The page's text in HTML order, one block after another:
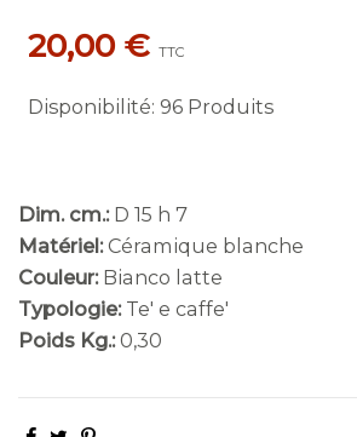
20,00 € TTC
Disponibilité: 96 Produits
Dim. cm.: D 15 h 7
Matériel: Céramique blanche
Couleur: Bianco latte
Typologie: Te' e caffe'
Poids Kg.: 0,30